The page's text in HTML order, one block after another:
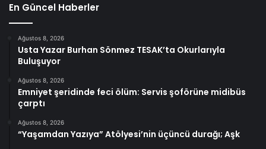
En Güncel Haberler
Ağustos 8, 2026
Usta Yazar Burhan Sönmez TESAK’ta Okurlarıyla
Buluşuyor
Ağustos 8, 2026
Emniyet şeridinde feci ölüm: Servis şoförüne midibüs
çarptı
Ağustos 8, 2026
“Yaşamdan Yazıya” Atölyesi’nin üçüncü durağı; Aşk